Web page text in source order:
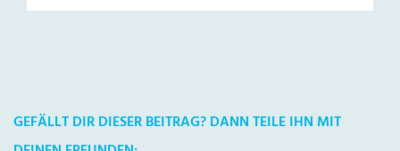
GEFÄLLT DIR DIESER BEITRAG? DANN TEILE IHN MIT